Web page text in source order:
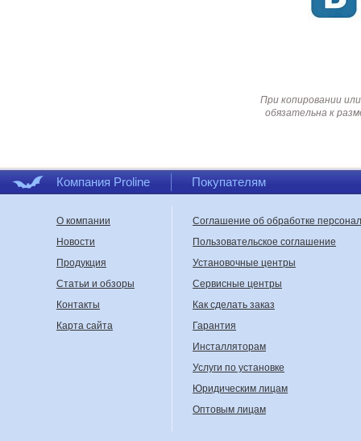
При копировании
обязательна к
Компания Proline Покупателям
О компании
Новости
Продукция
Статьи и обзоры
Контакты
Карта сайта
Соглашение об обработке
Пользовательское соглашение
Установочные центры
Сервисные центры
Как сделать заказ
Гарантия
Инсталляторам
Услуги по установке
Юридическим лицам
Оптовым лицам